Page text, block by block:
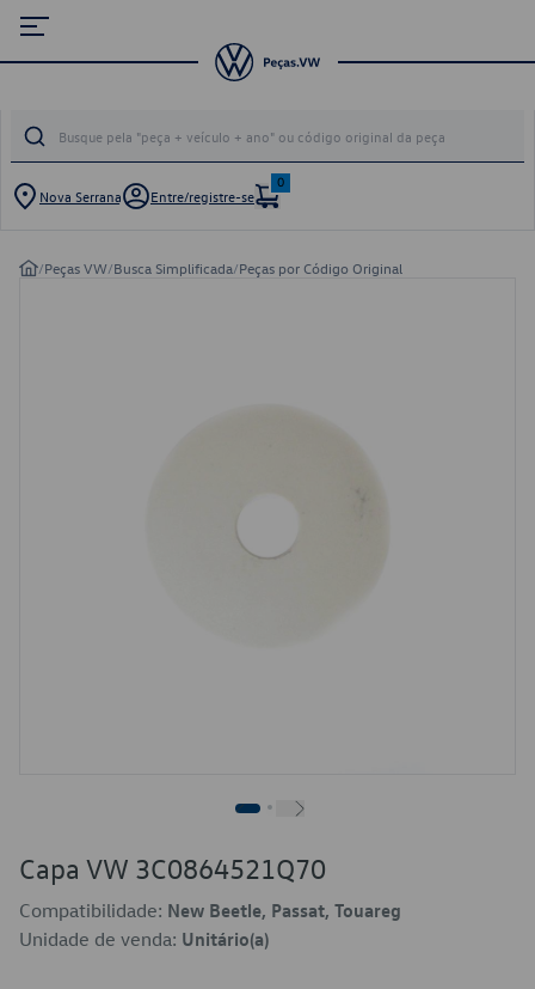
Nova Serrana Entre/registre-se
0
/Peças VW/Busca Simplificada/Peças por Código Original
Capa VW 3C0864521Q70
Compatibilidade: New Beetle, Passat, Touareg
Unidade de venda: Unitário(a)